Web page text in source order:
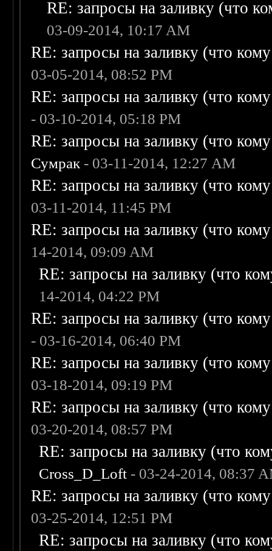
RE: запросы на заливку (что
03-09-2014, 10:17 AM
RE: запросы на заливку (что
03-05-2014, 08:52 PM
RE: запросы на заливку (что
- 03-10-2014, 05:18 PM
RE: запросы на заливку (что
Сумрак - 03-11-2014, 12:27 AM
RE: запросы на заливку (что
03-11-2014, 11:45 PM
RE: запросы на заливку (что
14-2014, 09:09 AM
RE: запросы на заливку (что
14-2014, 04:22 PM
RE: запросы на заливку (что
- 03-16-2014, 06:40 PM
RE: запросы на заливку (что
03-18-2014, 09:19 PM
RE: запросы на заливку (что
03-20-2014, 08:57 PM
RE: запросы на заливку (что
Cross_D_Loft - 03-24-2014, 08:37
RE: запросы на заливку (что
03-25-2014, 12:51 PM
RE: запросы на заливку (что